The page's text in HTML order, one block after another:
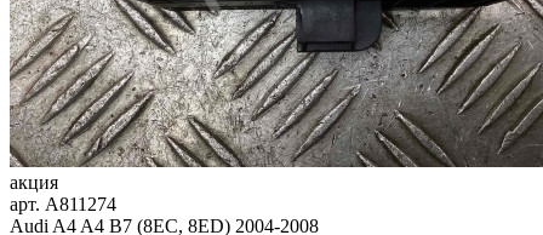
акция
арт. A811274
Audi A4 A4 B7 (8EC, 8ED) 2004-2008